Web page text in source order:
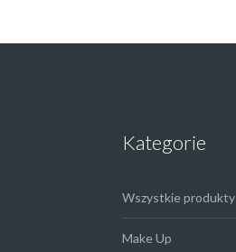
Kategorie
Wszystkie produkty
Make Up